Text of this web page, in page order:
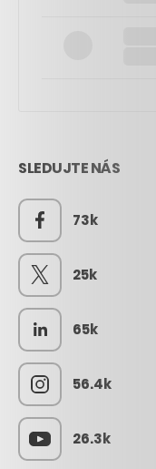
SLEDUJTE NÁS
73k
25k
65k
56.4k
26.3k